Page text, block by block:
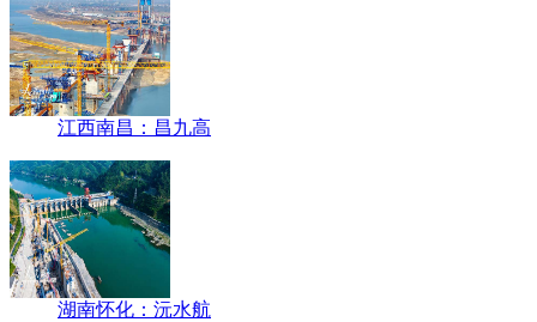
江西南昌：昌九高
湖南怀化：沅水航